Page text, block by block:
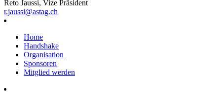
Reto Jaussi, Vize Präsident
r.jaussi@astag.ch
Home
Handshake
Organisation
Sponsoren
Mitglied werden